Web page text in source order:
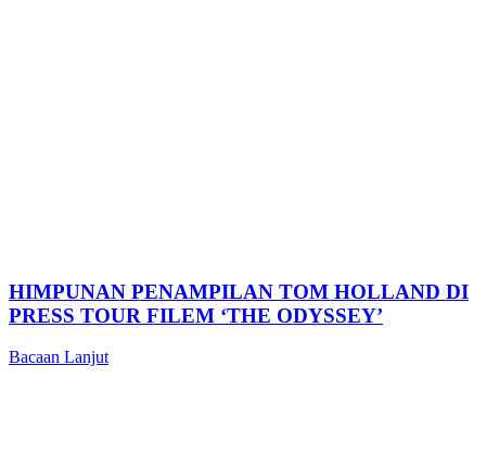
HIMPUNAN PENAMPILAN TOM HOLLAND DI
PRESS TOUR FILEM ‘THE ODYSSEY’
Bacaan Lanjut